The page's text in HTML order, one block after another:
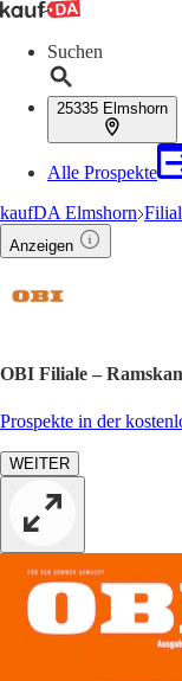
Suchen
25335 Elmshorn
Alle Prospekte
kaufDA Elmshorn
Anzeigen
OBI Filiale –
Prospekte in der
WEITER